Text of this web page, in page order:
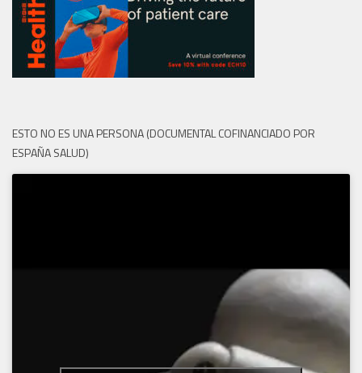
ESTO NO ES UNA PERSONA (DOCUMENTAL COFINANCIADO POR
ESPAÑA SALUD)